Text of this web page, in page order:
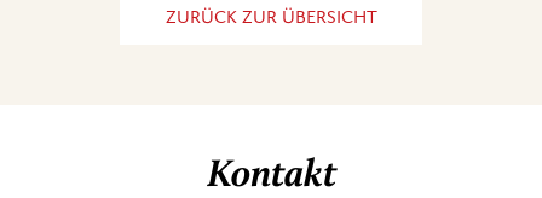
ZURÜCK ZUR ÜBERSICHT
Kontakt